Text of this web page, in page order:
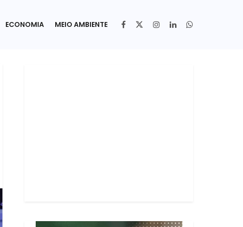
ECONOMIA MEIO AMBIENTE